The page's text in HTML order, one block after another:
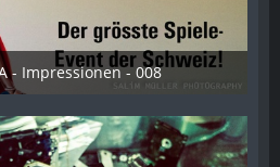
- Impressionen - 008